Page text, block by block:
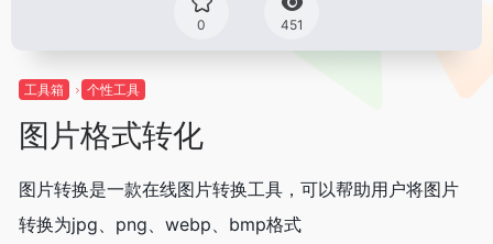
0 451
工具箱 个性工具
图片格式转化
图片转换是一款在线图片转换工具，可以帮助用户将图片
转换为jpg、png、webp、bmp格式